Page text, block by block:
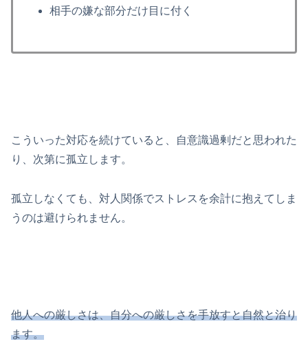
相手の嫌な部分だけ目に付く
こういった対応を続けていると、自意識過剰だと思われた
り、次第に孤立します。
孤立しなくても、対人関係でストレスを余計に抱えてしま
うのは避けられません。
他人への厳しさは、自分への厳しさを手放すと自然と治り
ます。